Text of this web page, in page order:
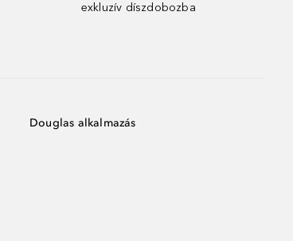
exkluzív díszdobozba
Douglas alkalmazás